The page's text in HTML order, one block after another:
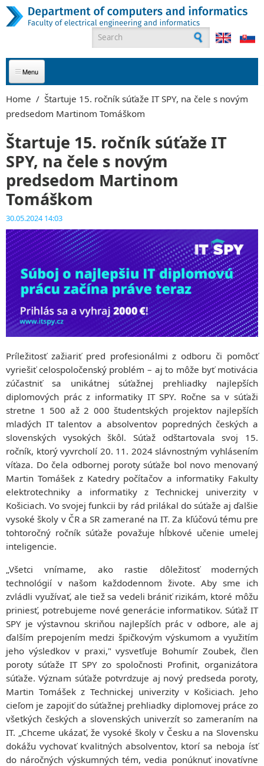
Skip to main content
Search form
ABOUT US
ABOUT US
History of the department
They said about us
Media
RESEARCH
Research projects
Informatics conference
PEOPLE
Senior staff
Staff
Phonebook`
CONTACT
KPI MAGAZINE
APPLICANTS
APPLY NOW!
Why Study Computer Science with Us?
Conditions for Admission
They said about us
About the Study Process
Study programs
Bachelors Degree Programs
Masters Degree Programs
Doctoral Study Program
Accommodation and Food
Network and WiFi
Day of Open Doors
Haló TU Magazine
KPI Magazine
STUDENTS
Timetables
Bachelor & Master study timetable
Study programs
Bachelor Degree Programs
Masters Degree Programs
Doctoral Study Program
Final theses
State exams
E-mail
GRADUATES
Graduate employment
Bachelors (Bc.)
Masters (Ing.)
EMPLOYEES
Employees
Senior Staff
Staff
Phonebook
Laboratories
Projects
Informatics conference
Udalosti
PARTNERS
Cooperation partners
Universities
Companies
Events
Live IT Projects
BEAT_IT!
T-Systems Hackathon
Cooperation
Want to make a lecture?
CONTACT
Home / Štartuje 15. ročník súťaže IT SPY, na čele s novým
predsedom Martinom Tomáškom
Štartuje 15. ročník súťaže IT
SPY, na čele s novým
predsedom Martinom
Tomáškom
30.05.2024 14:03
Príležitosť zažiariť pred profesionálmi z odboru či pomôcť
vyriešiť celospoločenský problém – aj to môže byť motivácia
zúčastniť sa unikátnej súťažnej prehliadky najlepších
diplomových prác z informatiky IT SPY. Ročne sa v súťaži
stretne 1 500 až 2 000 študentských projektov najlepších
mladých IT talentov a absolventov popredných českých a
slovenských vysokých škôl. Súťaž odštartovala svoj 15.
ročník, ktorý vyvrcholí 20. 11. 2024 slávnostným vyhlásením
víťaza. Do čela odbornej poroty súťaže bol novo menovaný
Martin Tomášek z Katedry počítačov a informatiky Fakulty
elektrotechniky a informatiky z Technickej univerzity v
Košiciach. Vo svojej funkcii by rád prilákal do súťaže aj ďalšie
vysoké školy v ČR a SR zamerané na IT. Za kľúčovú tému pre
tohtoročný ročník súťaže považuje hĺbkové učenie umelej
inteligencie.
„Všetci vnímame, ako rastie dôležitosť moderných
technológií v našom každodennom živote. Aby sme ich
zvládli využívať, ale tiež sa vedeli brániť rizikám, ktoré môžu
priniesť, potrebujeme nové generácie informatikov. Súťaž IT
SPY je výstavnou skriňou najlepších prác v odbore, ale aj
ďalším prepojením medzi špičkovým výskumom a využitím
jeho výsledkov v praxi," vysvetľuje Bohumír Zoubek, člen
poroty súťaže IT SPY zo spoločnosti Profinit, organizátora
súťaže. Význam súťaže potvrdzuje aj nový predseda poroty,
Martin Tomášek z Technickej univerzity v Košiciach. Jeho
cieľom je zapojiť do súťažnej prehliadky diplomovej práce zo
všetkých českých a slovenských univerzít so zameraním na
IT. „Chceme ukázať, že vysoké školy v Česku a na Slovensku
dokážu vychovať kvalitných absolventov, ktorí sa neboja ísť
do náročných výskumných tém, vedia ponúknuť inovatívne